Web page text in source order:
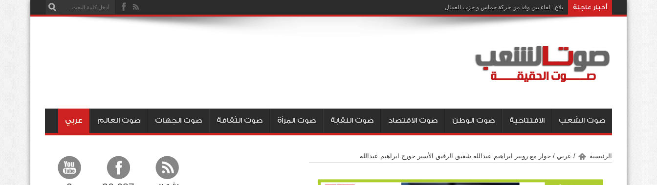
أخبار عاجلة بلاغ : لقاء بين وفد من حركة حماس و حزب العمال
صوت الشعب الافتتاحية صوت الوطن صوت الاقتصاد صوت النقابة صوت المرأة صوت الثقافة صوت الجهات صوت العالم عربي
الرئيسية / عربي / حوار مع روبير ابراهيم عبدالله شقيق الرفيق الأسير جورج ابراهيم عبدالله